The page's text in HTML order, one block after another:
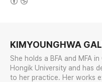
KIMYOUNGHWA
She holds a BFA and MFA
Hongik University and has
to her practice. Her works